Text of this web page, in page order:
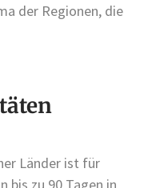
der Regionen, die
Länder ist für